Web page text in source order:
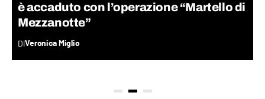
è accaduto con l’operazione “Martello di
Mezzanotte”
DiVeronica Miglio